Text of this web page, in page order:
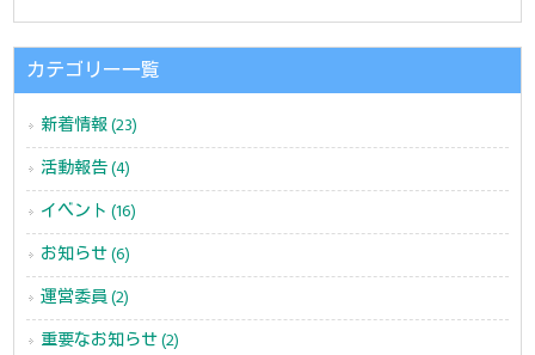
カテゴリー一覧
新着情報 (23)
活動報告 (4)
イベント (16)
お知らせ (6)
運営委員 (2)
重要なお知らせ (2)